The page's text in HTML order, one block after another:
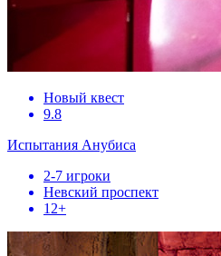
Новый квест
9.8
Испытания Анубиса
2-7 игроки
Невский проспект
12+